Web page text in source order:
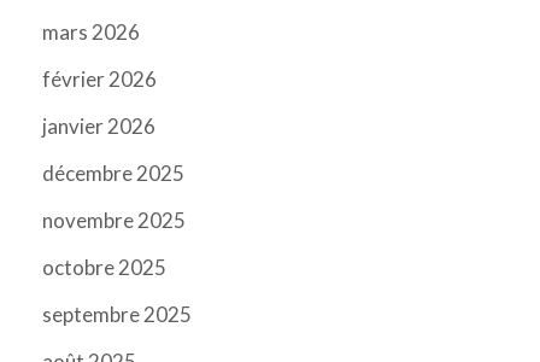
mars 2026
février 2026
janvier 2026
décembre 2025
novembre 2025
octobre 2025
septembre 2025